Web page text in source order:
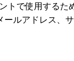
トで使用するた
ールアドレス、